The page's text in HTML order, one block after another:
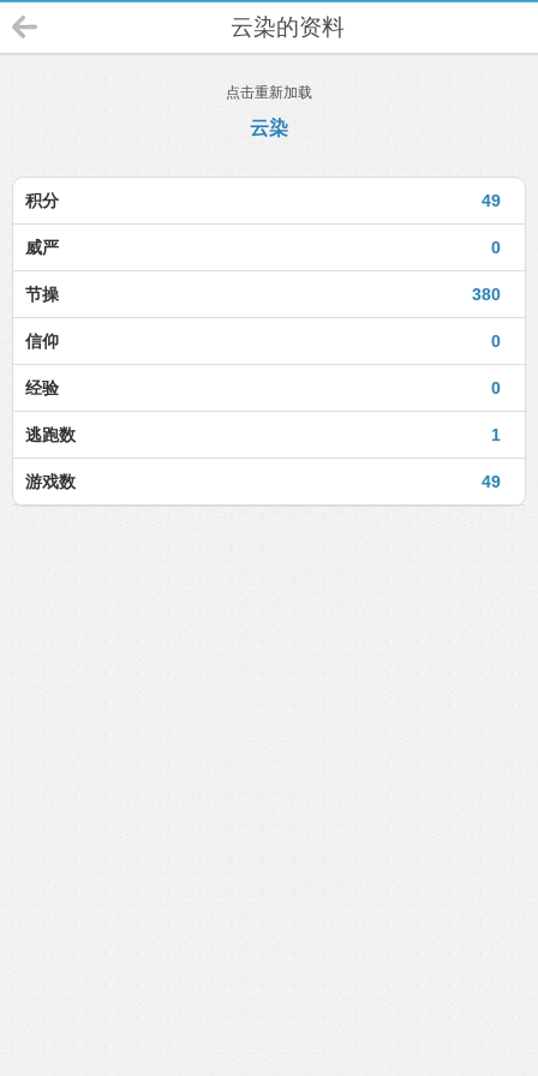
云染的资料
点击重新加载
云染
49
积分
0
威严
380
节操
0
信仰
0
经验
1
逃跑数
49
游戏数